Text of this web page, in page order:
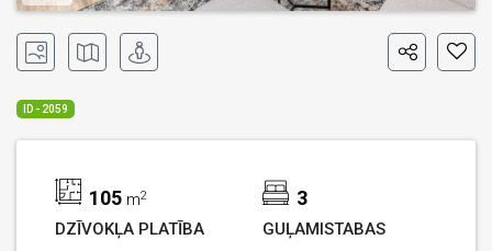
ID - 2059
105 m2
DZĪVOKĻA PLATĪBA
3
GUĻAMISTABAS